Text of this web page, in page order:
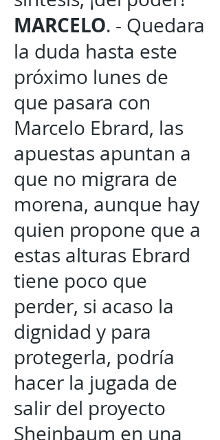
MARCELO. - Quedara
la duda hasta este
próximo lunes de
que pasara con
Marcelo Ebrard, las
apuestas apuntan a
que no migrara de
morena, aunque hay
quien propone que a
estas alturas Ebrard
tiene poco que
perder, si acaso la
dignidad y para
protegerla, podría
hacer la jugada de
salir del proyecto
Sheinbaum en una